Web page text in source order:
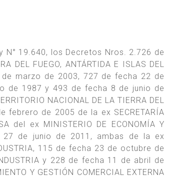
N° 19.640, los Decretos Nros. 2.726 de
DEL FUEGO, ANTÁRTIDA E ISLAS DEL
marzo de 2003, 727 de fecha 22 de
de 1987 y 493 de fecha 8 de junio de
NACIONAL DE LA TIERRA DEL
febrero de 2005 de la ex SECRETARÍA
del ex MINISTERIO DE ECONOMÍA Y
27 de junio de 2011, ambas de la ex
115 de fecha 23 de octubre de
y 228 de fecha 11 de abril de
Y GESTIÓN COMERCIAL EXTERNA